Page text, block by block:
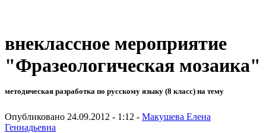
внеклассное мероприятие
"Фразеологическая мозаика"
методическая разработка по русскому языку (8 класс) на тему
Опубликовано 24.09.2012 - 1:12 - Макушева Елена
Геннадьевна